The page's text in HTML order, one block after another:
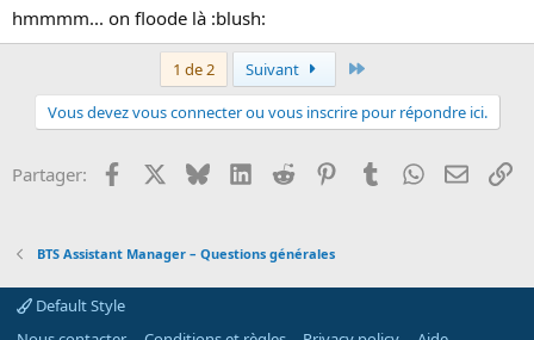
hmmmm... on floode là :blush:
1 de 2 Suivant
Vous devez vous connecter ou vous inscrire pour répondre ici.
Partager: Facebook BlueskyLinkedInReddit PinterestTumblrWhatsApp
Email
BTS Assistant Manager – Questions générales
Default Style